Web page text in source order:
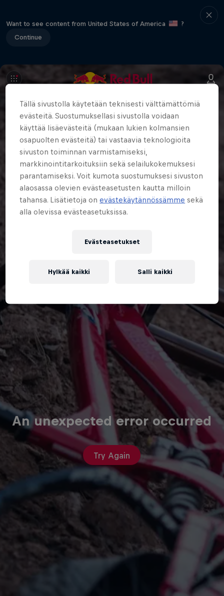
Want to see content from United States of America
?
Continue
An unexpected error occurred
Try Again
Tällä sivustolla käytetään teknisesti välttämättömiä
evästeitä. Suostumuksellasi sivustolla voidaan
käyttää lisäevästeitä (mukaan lukien kolmansien
osapuolten evästeitä) tai vastaavia teknologioita
sivuston toiminnan varmistamiseksi,
markkinointitarkoituksiin sekä selailukokemuksesi
parantamiseksi. Voit kumota suostumuksesi sivuston
alaosassa olevien evästeasetusten kautta milloin
tahansa. Lisätietoja onevästekäytännössämme sekä
alla olevissa evästeasetuksissa.
Evästeasetukset
Hylkää kaikki Salli kaikki